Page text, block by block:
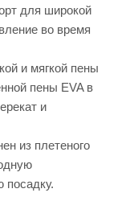
для широкой
во время
и мягкой пены
пены EVA в
и
из плетеного
посадку.